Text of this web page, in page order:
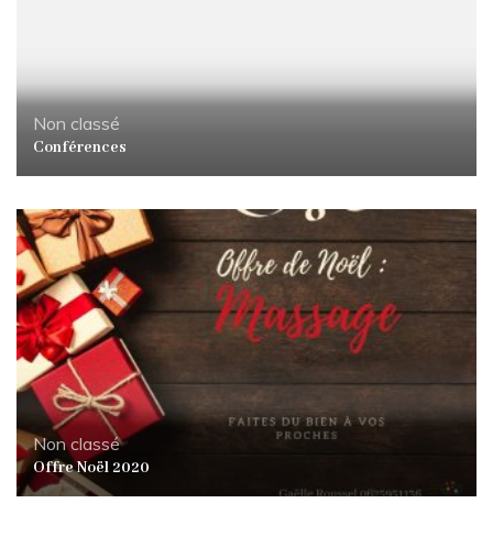
Non classé
Conférences
Non classé
Offre Noël 2020